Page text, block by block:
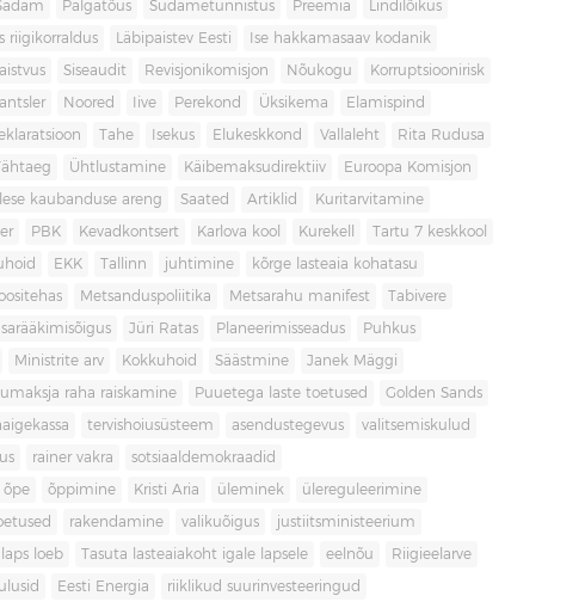
Palgatõus Südametunnistus Preemia Lindilõikus
riigikorraldus Läbipaistev Eesti Ise hakkamasaav kodanik
Siseaudit Revisjonikomisjon Nõukogu Korruptsioonirisk
Noored Iive Perekond Üksikema Elamispind
Tahe Isekus Elukeskkond Vallaleht Rita Rudusa
Ühtlustamine Käibemaksudirektiiv Euroopa Komisjon
kaubanduse areng Saated Artiklid Kuritarvitamine
PBK Kevadkontsert Karlova kool Kurekell Tartu 7 keskkool
EKK Tallinn juhtimine kõrge lasteaia kohatasu
Metsanduspoliitika Metsarahu manifest Tabivere
Jüri Ratas Planeerimisseadus Puhkus
Ministrite arv Kokkuhoid Säästmine Janek Mäggi
raha raiskamine Puuetega laste toetused Golden Sands
tervishoiusüsteem asendustegevus valitsemiskulud
rainer vakra sotsiaaldemokraadid
õpe õppimine Kristi Aria üleminek ülereguleerimine
rakendamine valikuõigus justiitsministeerium
loeb Tasuta lasteaiakoht igale lapsele eelnõu Riigieelarve
Eesti Energia riiklikud suurinvesteeringud